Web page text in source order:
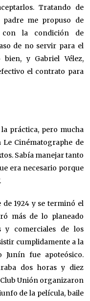
Tratando de
me propuso de
con la condición de
de no servir para el
bien, y Gabriel Vélez,
el contrato para
práctica, pero mucha
Cinématographe de
Sabía manejar tanto
era necesario porque
1924 y se terminó el
más de lo planeado
y comerciales de los
cumplidamente a la
Junín fue apoteósico.
dos horas y diez
Unión organizaron
de la película, baile